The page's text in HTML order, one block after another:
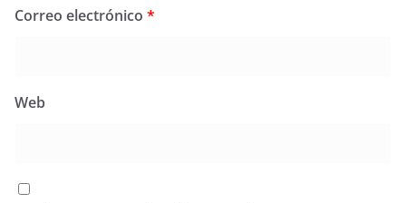
Correo electrónico *
Web